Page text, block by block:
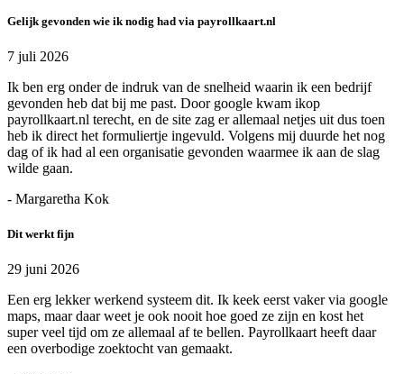
Gelijk gevonden wie ik nodig had via payrollkaart.nl
7 juli 2026
Ik ben erg onder de indruk van de snelheid waarin ik een bedrijf
gevonden heb dat bij me past. Door google kwam ikop
payrollkaart.nl terecht, en de site zag er allemaal netjes uit dus toen
heb ik direct het formuliertje ingevuld. Volgens mij duurde het nog
dag of ik had al een organisatie gevonden waarmee ik aan de slag
wilde gaan.
- Margaretha Kok
Dit werkt fijn
29 juni 2026
Een erg lekker werkend systeem dit. Ik keek eerst vaker via google
maps, maar daar weet je ook nooit hoe goed ze zijn en kost het
super veel tijd om ze allemaal af te bellen. Payrollkaart heeft daar
een overbodige zoektocht van gemaakt.